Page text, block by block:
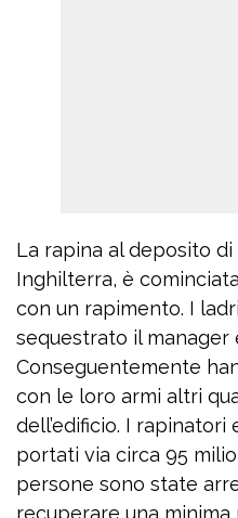
La rapina al deposito
Inghilterra, è
con un rapimento. I
sequestrato il manager
Conseguentemente
con le loro armi altri
dell’edificio. I
portati via circa 95
persone sono state
recuperare una